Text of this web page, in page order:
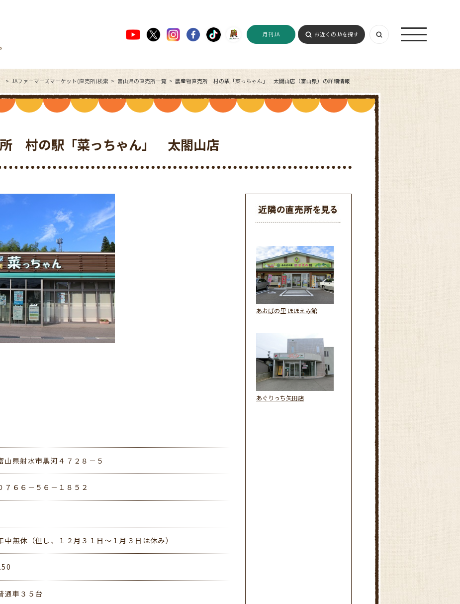
月刊JA お近くのJAを探す
JAファーマーズマーケット(直売所)検索 富山県の直売所一覧 農産物直売所 村の駅「菜っちゃん」 太閤山店（富山県）の詳細情報
村の駅「菜っちゃん」 太閤山店
山県射水市黒河４７２８－５
７６６－５６－１８５２
中無休（但し、１２月３１日～１月３日は休み）
通車３５台
あおばの里 ほほえみ館
あぐりっち矢田店